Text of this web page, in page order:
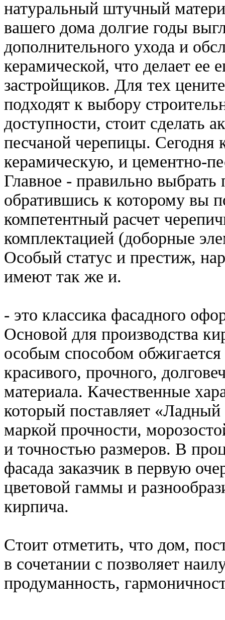
натуральный штучный
вашего дома долгие годы
дополнительного ухода и
керамической, что делает ее
застройщиков. Для тех
подходят к выбору
доступности, стоит сделать
песчаной черепицы. Сегодня
керамическую, и цементно-
Главное - правильно
обратившись к которому вы
компетентный расчет
комплектацией (доборные
Особый статус и престиж,
имеют так же и.
- это классика фасадного
Основой для производства
особым способом
красивого, прочного,
материала. Качественные
который поставляет
маркой прочности,
и точностью размеров. В
фасада заказчик в первую
цветовой гаммы и
кирпича.
Стоит отметить, что дом,
в сочетании с позволяет
продуманность,